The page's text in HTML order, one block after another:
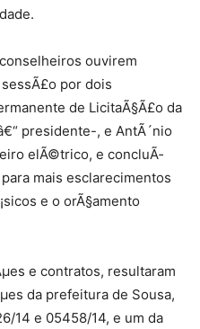
ouvirem
por dois
de LicitaÃ§Ã£o da
presidente-, e AntÃ´nio
elÃ©trico, e concluÃ­
mais esclarecimentos
e o orÃ§amento
e contratos, resultaram
da prefeitura de Sousa,
14 e 05458/14, e um da